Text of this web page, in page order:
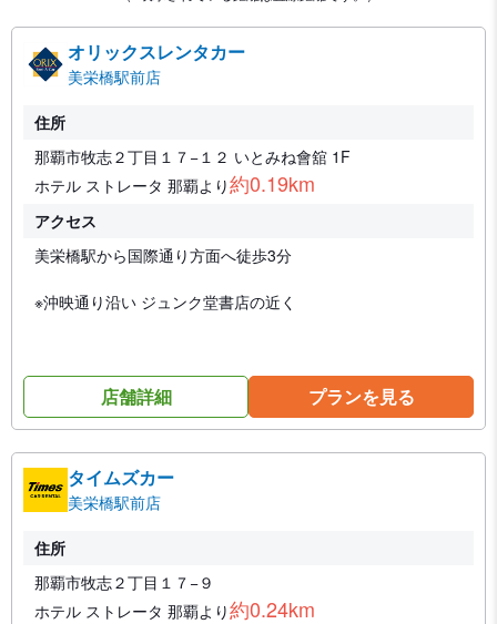
オリックスレンタカー
美栄橋駅前店
住所
那覇市牧志２丁目１７−１２ いとみね會舘 1F
ホテル ストレータ 那覇より約0.19km
アクセス
美栄橋駅から国際通り方面へ徒歩3分
※沖映通り沿い ジュンク堂書店の近く
店舗詳細 プランを見る
タイムズカー
美栄橋駅前店
住所
那覇市牧志２丁目１７−９
ホテル ストレータ 那覇より約0.24km